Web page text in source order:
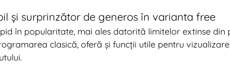
și surprinzător de generos în varianta free
în popularitate, mai ales datorită limitelor extinse din
clasică, oferă și funcții utile pentru